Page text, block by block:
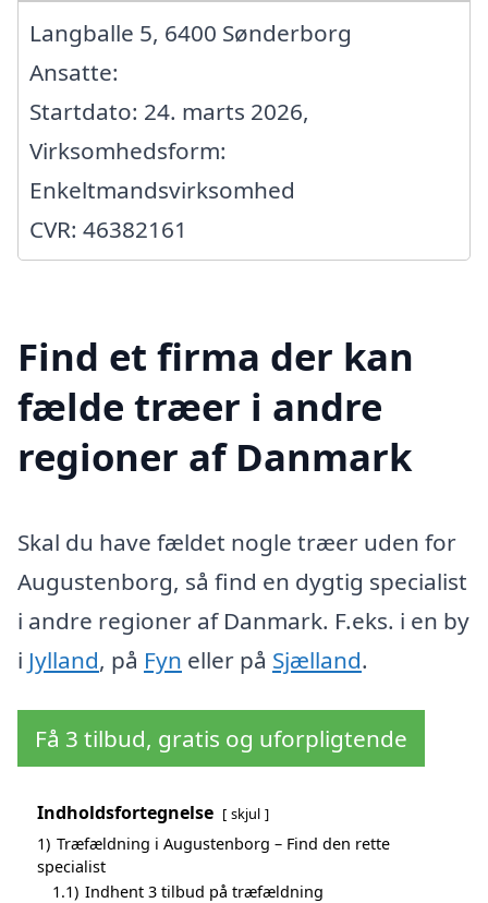
Langballe 5, 6400 Sønderborg
Ansatte:
Startdato: 24. marts 2026,
Virksomhedsform:
Enkeltmandsvirksomhed
CVR: 46382161
Find et firma der kan
fælde træer i andre
regioner af Danmark
Skal du have fældet nogle træer uden for
Augustenborg, så find en dygtig specialist
i andre regioner af Danmark. F.eks. i en by
i Jylland, på Fyn eller på Sjælland.
Få 3 tilbud, gratis og uforpligtende
Indholdsfortegnelse skjul
1) Træfældning i Augustenborg – Find den rette
specialist
1.1) Indhent 3 tilbud på træfældning